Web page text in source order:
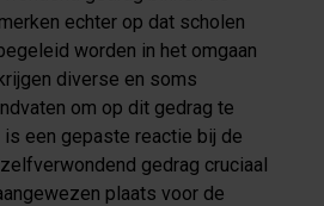
echter op dat scholen
worden in het omgaan
diverse en soms
om op dit gedrag te
is een gepaste reactie bij de
gedrag cruciaal
plaats voor de